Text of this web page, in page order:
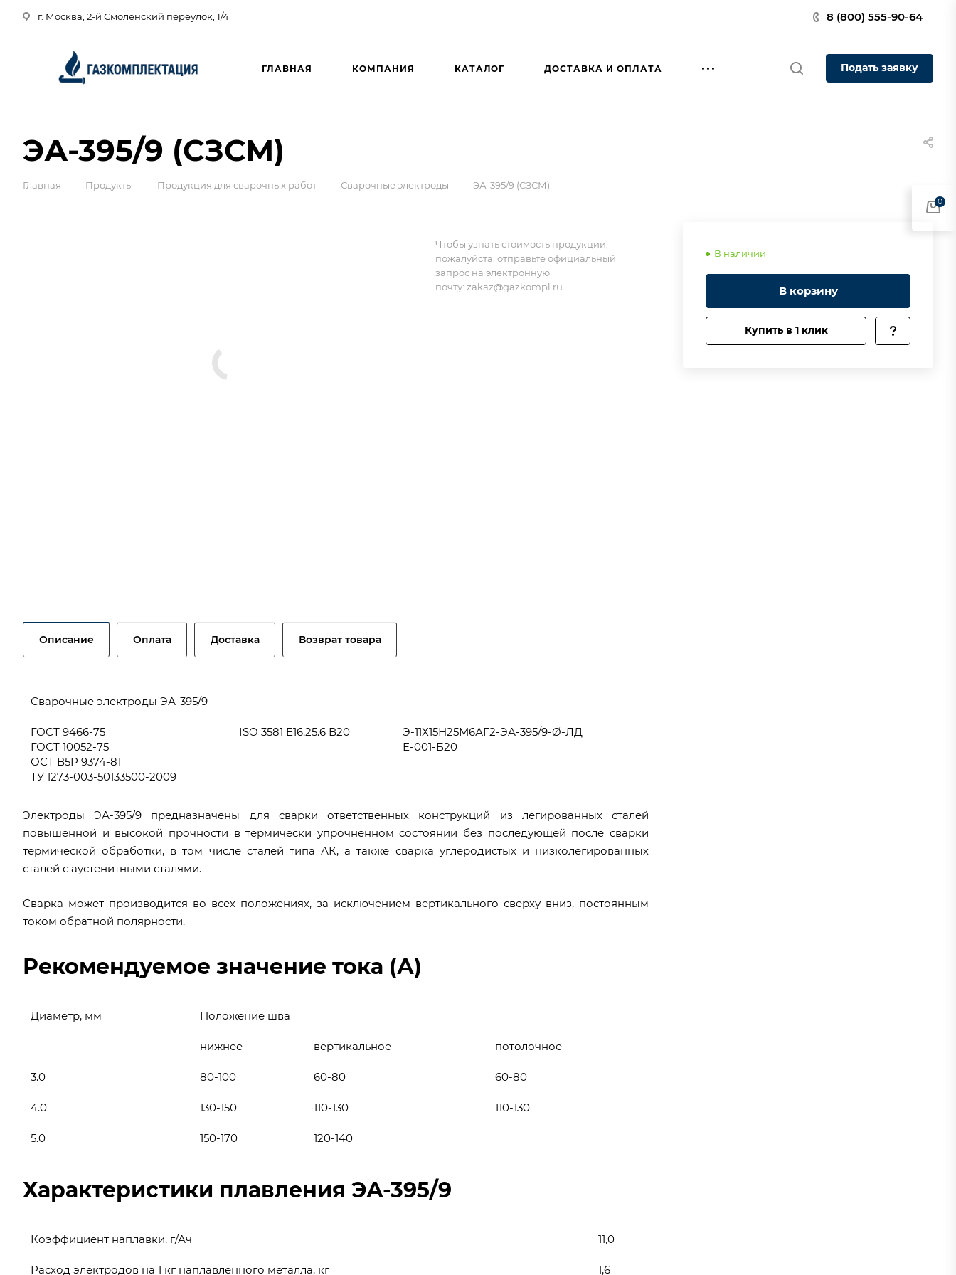
г. Москва, 2-й Смоленский переулок, 1/4 8 (800) 555-90-64
ГЛАВНАЯ КОМПАНИЯ КАТАЛОГ ДОСТАВКА И ОПЛАТА Подать заявку
ЭА-395/9 (СЗСМ)
Главная — Продукты — Продукция для сварочных работ — Сварочные электроды — ЭА-395/9 (СЗСМ)
В наличии
В корзину
Купить в 1 клик
Чтобы узнать стоимость продукции,
пожалуйста, отправьте официальный
запрос на электронную
почту: zakaz@gazkompl.ru
Описание Оплата Доставка Возврат товара
Сварочные электроды ЭА-395/9
ГОСТ 9466-75
ГОСТ 10052-75
ОСТ В5Р 9374-81
ТУ 1273-003-50133500-2009
ISO 3581 E16.25.6 В20
Э-11Х15Н25М6АГ2-ЭА-395/9-Ø-ЛД
Е-001-Б20
Электроды ЭА-395/9 предназначены для сварки ответственных конструкций из легированных сталей
повышенной и высокой прочности в термически упрочненном состоянии без последующей после сварки
термической обработки, в том числе сталей типа АК, а также сварка углеродистых и низколегированных
сталей с аустенитными сталями.
Сварка может производится во всех положениях, за исключением вертикального сверху вниз, постоянным
током обратной полярности.
Рекомендуемое значение тока (А)
Диаметр, мм Положение шва
нижнее вертикальное потолочное
3.0 80-100 60-80 60-80
4.0 130-150 110-130 110-130
5.0 150-170 120-140
Характеристики плавления ЭА-395/9
Коэффициент наплавки, г/Ач 11,0
Расход электродов на 1 кг наплавленного металла, кг 1,6
0